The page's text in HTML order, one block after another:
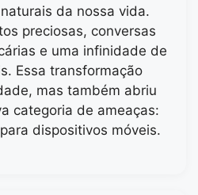
da nossa vida.
preciosas, conversas
e uma infinidade de
Essa transformação
mas também abriu
categoria de ameaças:
dispositivos móveis.